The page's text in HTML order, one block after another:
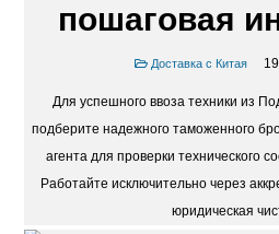
пошаговая
Доставка с Китая
Для успешного ввоза техники из
подберите надежного таможенного
агента для проверки технического
Работайте исключительно через
юридическая